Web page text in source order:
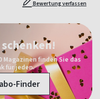
Bewertung verfassen
Magazinen finden Sie das
für jeden.
Finder